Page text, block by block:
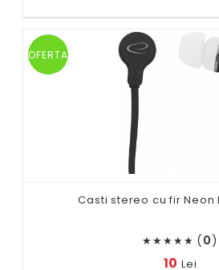
OFERTA
Casti stereo cu fir Neon
★★★★★ (0)
10 Lei